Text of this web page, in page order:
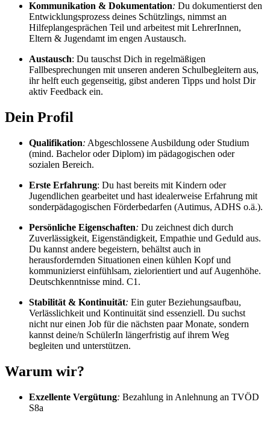
Kommunikation & Dokumentation: Du dokumentierst den
Entwicklungsprozess deines Schützlings, nimmst an
Hilfeplangesprächen Teil und arbeitest mit LehrerInnen,
Eltern & Jugendamt im engen Austausch.
Austausch: Du tauschst Dich in regelmäßigen
Fallbesprechungen mit unseren anderen Schulbegleitern aus,
ihr helft euch gegenseitig, gibst anderen Tipps und holst Dir
aktiv Feedback ein.
Dein Profil
Qualifikation: Abgeschlossene Ausbildung oder Studium
(mind. Bachelor oder Diplom) im pädagogischen oder
sozialen Bereich.
Erste Erfahrung: Du hast bereits mit Kindern oder
Jugendlichen gearbeitet und hast idealerweise Erfahrung mit
sonderpädagogischen Förderbedarfen (Autimus, ADHS o.ä.).
Persönliche Eigenschaften: Du zeichnest dich durch
Zuverlässigkeit, Eigenständigkeit, Empathie und Geduld aus.
Du kannst andere begeistern, behältst auch in
herausfordernden Situationen einen kühlen Kopf und
kommunizierst einfühlsam, zielorientiert und auf Augenhöhe.
Deutschkenntnisse mind. C1.
Stabilität & Kontinuität: Ein guter Beziehungsaufbau,
Verlässlichkeit und Kontinuität sind essenziell. Du suchst
nicht nur einen Job für die nächsten paar Monate, sondern
kannst deine/n SchülerIn längerfristig auf ihrem Weg
begleiten und unterstützen.
Warum wir?
Exzellente Vergütung: Bezahlung in Anlehnung an TVÖD
S8a